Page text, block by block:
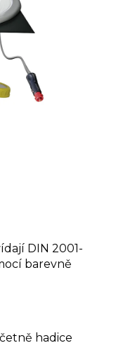
DIN 2001-
barevně
hadice